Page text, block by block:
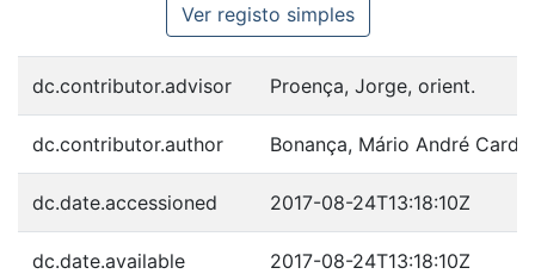
Ver registo simples
dc.contributor.advisor Proença, Jorge, orient.
dc.contributor.author Bonança, Mário André
dc.date.accessioned 2017-08-24T13:18:10Z
dc.date.available 2017-08-24T13:18:10Z